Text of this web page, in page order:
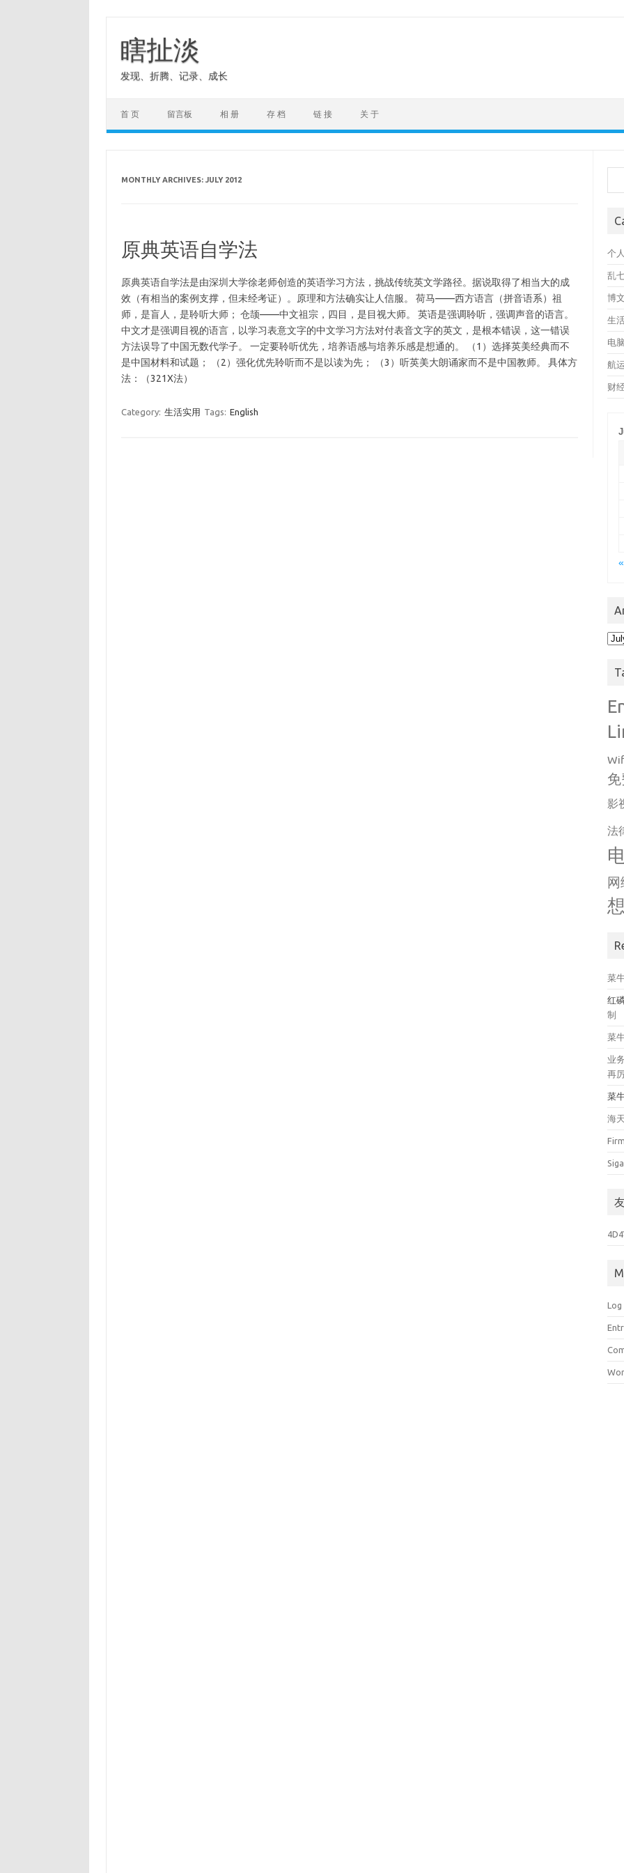
content
瞎扯淡
发现、折腾、记录、成长
首 页 留言板 相 册 存 档 链 接 关 于
MONTHLY ARCHIVES: JULY 2012
原典英语自学法
原典英语自学法是由深圳大学徐老师创造的英语学习方法，挑战传统英文学路径。据说取得了相当大的成
效（有相当的案例支撑，但未经考证）。原理和方法确实让人信服。 荷马——西方语言（拼音语系）祖
师，是盲人，是聆听大师； 仓颉——中文祖宗，四目，是目视大师。 英语是强调聆听，强调声音的语言。
中文才是强调目视的语言，以学习表意文字的中文学习方法对付表音文字的英文，是根本错误，这一错误
方法误导了中国无数代学子。 一定要聆听优先，培养语感与培养乐感是想通的。 （1）选择英美经典而不
是中国材料和试题； （2）强化优先聆听而不是以读为先； （3）听英美大朗诵家而不是中国教师。 具体方
法：（321X法）
Category: 生活实用 Tags: English
个
乱
博
生
电
航
财
影
法
菜
红
制
菜
业
再
菜
海
Log